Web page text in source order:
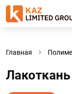
Главная